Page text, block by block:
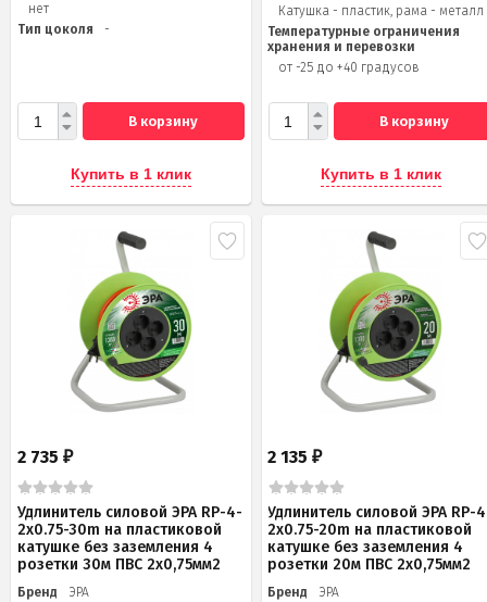
нет
Тип цоколя
-
В корзину
Купить в 1 клик
Катушка - пластик, рама - металл
Температурные ограничения
хранения и перевозки
от -25 до +40 градусов
В корзину
Купить в 1 клик
2 735 ₽
Удлинитель силовой ЭРА RP-4-
2x0.75-30m на пластиковой
катушке без заземления 4
розетки 30м ПВС 2х0,75мм2
Бренд
ЭРА
2 135₽
Удлинитель силовой ЭРА RP-
2x0.75-20m на пластиковой
катушке без заземления 4
розетки 20м ПВС 2х0,75мм2
Бренд
ЭРА